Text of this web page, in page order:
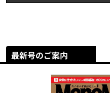
最新号のご案内